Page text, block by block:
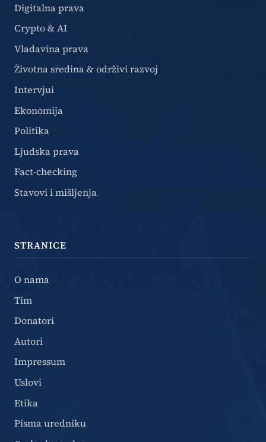
Digitalna prava
Crypto & AI
Vladavina prava
Životna sredina & održivi razvoj
Intervjui
Ekonomija
Politika
Ljudska prava
Fact-checking
Stavovi i mišljenja
STRANICE
O nama
Tim
Donatori
Autori
Impressum
Uslovi
Etika
Pisma uredniku